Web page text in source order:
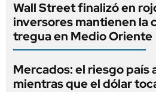
Wall Street finalizó en
inversores mantienen la
tregua en Medio Oriente
Mercados: el riesgo país
mientras que el dólar